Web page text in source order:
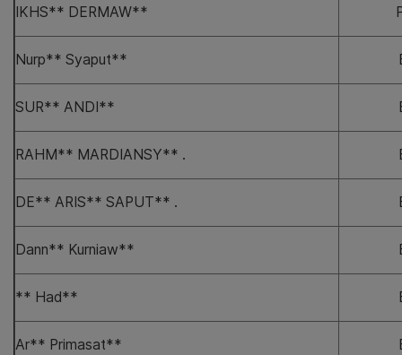
IKHS** DERMAW**
Nurp** Syaput**
SUR** ANDI**
RAHM** MARDIANSY** .
DE** ARIS** SAPUT** .
Dann** Kurniaw**
** Had**
Ar** Primasat**